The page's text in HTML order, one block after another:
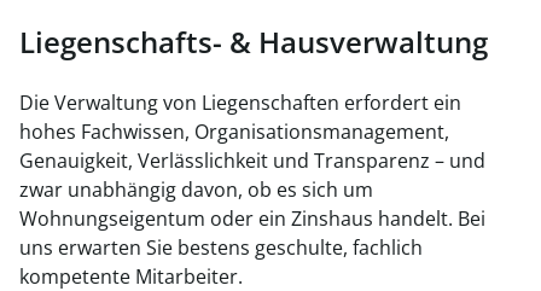
Liegenschafts- & Hausverwaltung
Die Verwaltung von Liegenschaften erfordert ein
hohes Fachwissen, Organisationsmanagement,
Genauigkeit, Verlässlichkeit und Transparenz – und
zwar unabhängig davon, ob es sich um
Wohnungseigentum oder ein Zinshaus handelt. Bei
uns erwarten Sie bestens geschulte, fachlich
kompetente Mitarbeiter.